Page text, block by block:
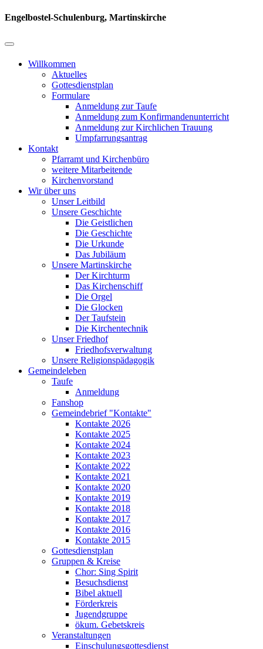
Engelbostel-Schulenburg, Martinskirche
Willkommen
Aktuelles
Gottesdienstplan
Formulare
Anmeldung zur Taufe
Anmeldung zum Konfirmandenunterricht
Anmeldung zur Kirchlichen Trauung
Umpfarrungsantrag
Kontakt
Pfarramt und Kirchenbüro
weitere Mitarbeitende
Kirchenvorstand
Wir über uns
Unser Leitbild
Unsere Geschichte
Die Geistlichen
Die Geschichte
Die Urkunde
Das Jubiläum
Unsere Martinskirche
Der Kirchturm
Das Kirchenschiff
Die Orgel
Die Glocken
Der Taufstein
Die Kirchentechnik
Unser Friedhof
Friedhofsverwaltung
Unsere Religionspädagogik
Gemeindeleben
Taufe
Anmeldung
Fanshop
Gemeindebrief "Kontakte"
Kontakte 2026
Kontakte 2025
Kontakte 2024
Kontakte 2023
Kontakte 2022
Kontakte 2021
Kontakte 2020
Kontakte 2019
Kontakte 2018
Kontakte 2017
Kontakte 2016
Kontakte 2015
Gottesdienstplan
Gruppen & Kreise
Chor: Sing Spirit
Besuchsdienst
Bibel aktuell
Förderkreis
Jugendgruppe
ökum. Gebetskreis
Veranstaltungen
Einschulungsgottesdienst